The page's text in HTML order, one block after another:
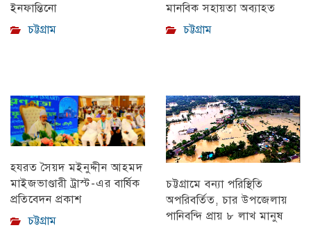
ইনফান্তিনো
চট্টগ্রাম
মানবিক সহায়তা অব্যাহত
চট্টগ্রাম
হযরত সৈয়দ মইনুদ্দীন আহমদ
মাইজভাণ্ডারী ট্রাস্ট-এর বার্ষিক
প্রতিবেদন প্রকাশ
চট্টগ্রাম
চট্টগ্রামে বন্যা পরিস্থিতি
অপরিবর্তিত, চার উপজেলায়
পানিবন্দি প্রায় ৮ লাখ মানুষ